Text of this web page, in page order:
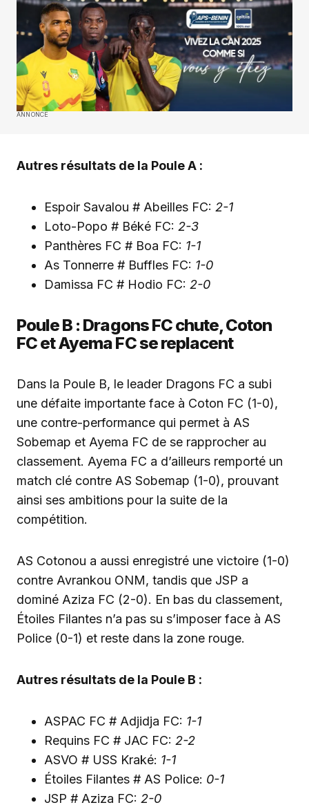
ANNONCE
Autres résultats de la Poule A :
Espoir Savalou # Abeilles FC: 2-1
Loto-Popo # Béké FC: 2-3
Panthères FC # Boa FC: 1-1
As Tonnerre # Buffles FC: 1-0
Damissa FC # Hodio FC: 2-0
Poule B : Dragons FC chute, Coton
FC et Ayema FC se replacent
Dans la Poule B, le leader Dragons FC a subi
une défaite importante face à Coton FC (1-0),
une contre-performance qui permet à AS
Sobemap et Ayema FC de se rapprocher au
classement. Ayema FC a d’ailleurs remporté un
match clé contre AS Sobemap (1-0), prouvant
ainsi ses ambitions pour la suite de la
compétition.
AS Cotonou a aussi enregistré une victoire (1-0)
contre Avrankou ONM, tandis que JSP a
dominé Aziza FC (2-0). En bas du classement,
Étoiles Filantes n’a pas su s’imposer face à AS
Police (0-1) et reste dans la zone rouge.
Autres résultats de la Poule B :
ASPAC FC # Adjidja FC: 1-1
Requins FC # JAC FC: 2-2
ASVO # USS Kraké: 1-1
Étoiles Filantes # AS Police: 0-1
JSP # Aziza FC: 2-0